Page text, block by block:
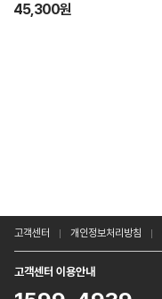
45,300원
고객센터 개인정보처리방침
고객센터 이용안내